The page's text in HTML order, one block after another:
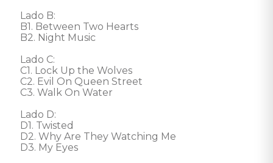
Lado B:
B1. Between Two Hearts
B2. Night Music
Lado C:
C1. Lock Up the Wolves
C2. Evil On Queen Street
C3. Walk On Water
Lado D:
D1. Twisted
D2. Why Are They Watching Me
D3. My Eyes